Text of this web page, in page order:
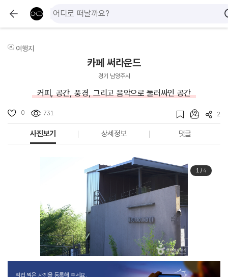
여행지
카페 써라운드
경기 남양주시
커피, 공간, 풍경, 그리고 음악으로 둘러싸인 공간
0 731 2
사진보기 상세정보 댓글
1/4
직접 찍은 사진을 등록해 주세요.